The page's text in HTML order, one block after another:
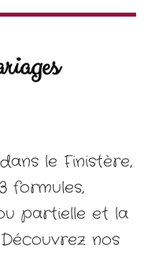
le Finistère,
formules,
partielle et la
nos